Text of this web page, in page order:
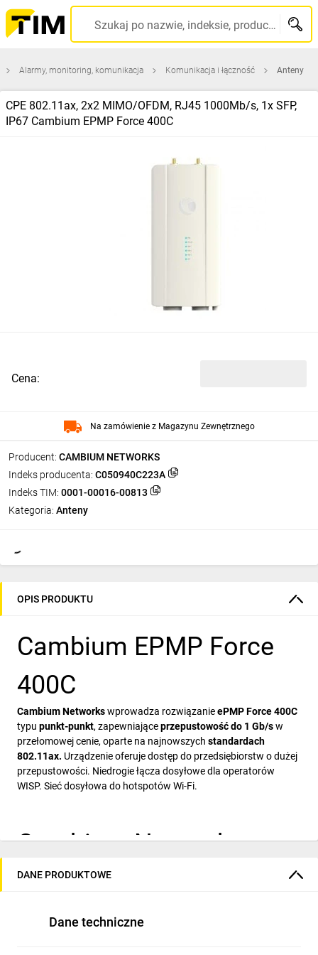
Szukaj po nazwie, indeksie, producencie, kodzie kreskowym...
Alarmy, monitoring, komunikacja Komunikacja i łączność Anteny
CPE 802.11ax, 2x2 MIMO/OFDM, RJ45 1000Mb/s, 1x SFP,
IP67 Cambium EPMP Force 400C
Producent: CAMBIUM NETWORKS
Indeks producenta: C050940C223A
Indeks TIM: 0001-00016-00813
Kategoria: Anteny
Cena:
Na zamówienie z Magazynu Zewnętrznego
OPIS PRODUKTU
Cambium EPMP Force
400C
Cambium Networkswprowadza rozwiązanieePMP Force 400C
typu punkt-punkt, zapewniająceprzepustowość do 1 Gb/sw
przełomowej cenie, oparte na najnowszych standardach
802.11ax. Urządzenie oferuje dostęp do przedsiębiorstw o dużej
przepustowości. Niedrogie łącza dosyłowe dla operatorów
WISP. Sieć dosyłowa do hotspotów Wi-Fi.
Cambium Networks z
większym zasięgiem
działania
DANE PRODUKTOWE
Dane techniczne